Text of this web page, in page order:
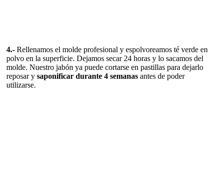
4.- Rellenamos el molde profesional y espolvoreamos té verde en
polvo en la superficie. Dejamos secar 24 horas y lo sacamos del
molde. Nuestro jabón ya puede cortarse en pastillas para dejarlo
reposar y saponificar durante 4 semanas antes de poder
utilizarse.